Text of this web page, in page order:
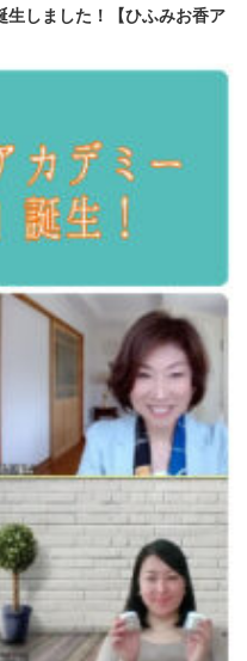
生しました！【ひふみお香ア